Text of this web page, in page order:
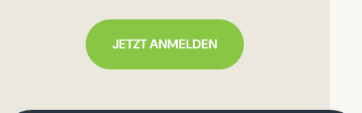
JETZT ANMELDEN